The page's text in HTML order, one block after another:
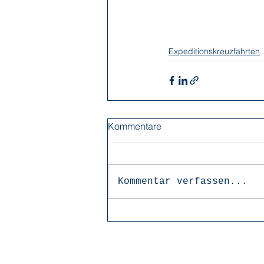
Expeditionskreuzfahrten
Kommentare
Kommentar verfassen...